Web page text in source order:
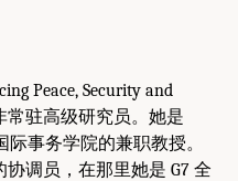
Peace, Security and
常驻高级研究员。她是
际事务学院的兼职教授。
协调员，在那里她是 G7 全